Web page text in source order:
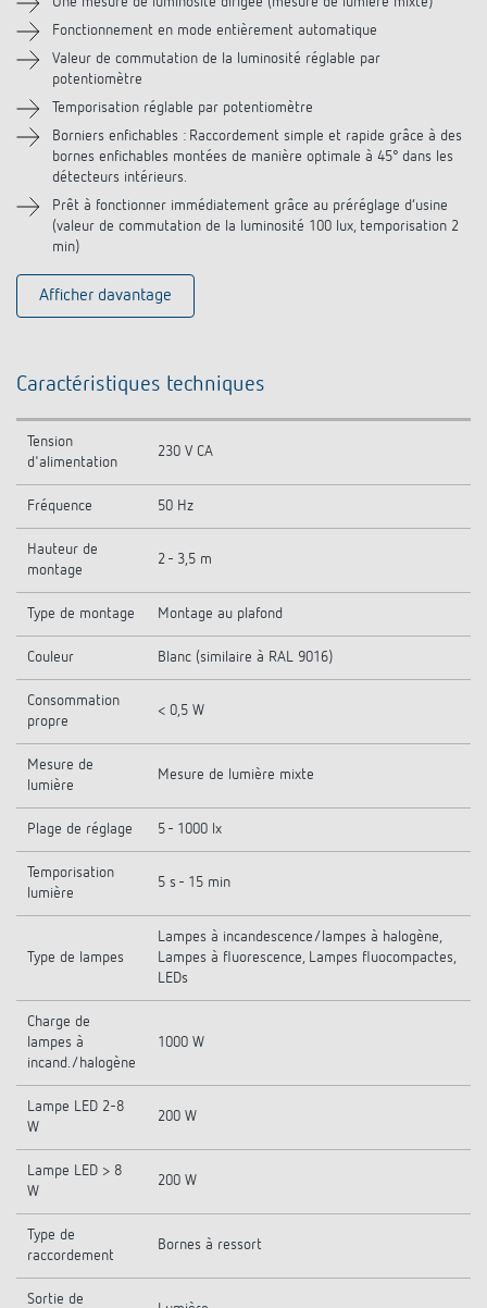
Fonctionnement en mode entièrement automatique
Valeur de commutation de la luminosité réglable par
potentiomètre
Temporisation réglable par potentiomètre
Borniers enfichables : Raccordement simple et rapide grâce à des
bornes enfichables montées de manière optimale à 45° dans les
détecteurs intérieurs.
Prêt à fonctionner immédiatement grâce au préréglage d‘usine
(valeur de commutation de la luminosité 100 lux, temporisation 2
min)
Afficher davantage
Caractéristiques techniques
Tension
d'alimentation
230 V CA
Fréquence 50 Hz
Hauteur de
montage
2 - 3,5 m
Type de montage Montage au plafond
Couleur Blanc (similaire à RAL 9016)
Consommation
propre
< 0,5 W
Mesure de
lumière
Mesure de lumière mixte
Plage de réglage 5 - 1000 lx
Temporisation
lumière
5 s - 15 min
Type de lampes
Lampes à incandescence/lampes à halogène,
Lampes à fluorescence, Lampes fluocompactes,
LEDs
Charge de
lampes à
incand./halogène
1000 W
Lampe LED 2-8
W
200 W
Lampe LED > 8
W
200 W
Type de
raccordement
Bornes à ressort
Sortie de